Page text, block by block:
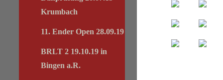
Krumbach
11. Ender Open 28.09.19
BRLT 2 19.10.19 in
Bingen a.R.